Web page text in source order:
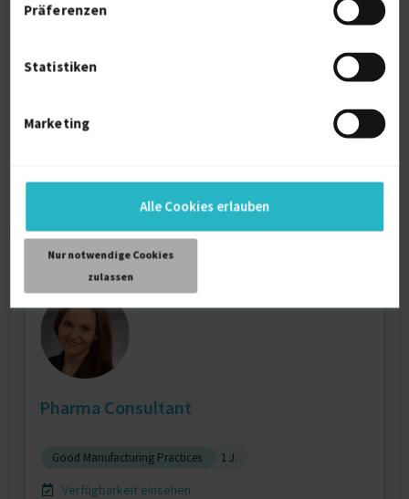
Präferenzen
Statistiken
Marketing
Alle Cookies erlauben
Nur notwendige Cookies
zulassen
Quality Manager
Qualitätsmanagement (allg.)
CH-8500 Frauenfeld
Pharma Consultant
Good Manufacturing Practices 1 J.
Verfügbarkeit einsehen